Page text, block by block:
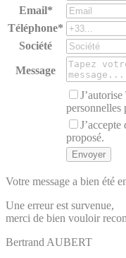
Email*
Téléphone*
Société
Message
personnelles
proposé.
Votre message a bien été
Une erreur est survenue,
merci de bien vouloir
Bertrand AUBERT